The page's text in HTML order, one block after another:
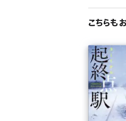
日本の標準的で
四国遍路のリア
変容し続ける
解説・八重樫克
こちらも